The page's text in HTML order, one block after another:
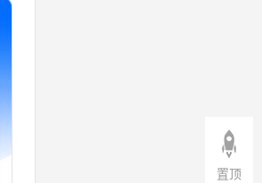
置顶